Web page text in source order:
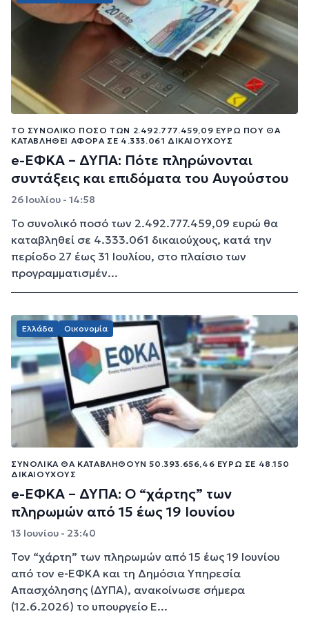
ΤΟ ΣΥΝΟΛΙΚΌ ΠΟΣΌ ΤΩΝ 2.492.777.459,09 ΕΥΡΏ ΠΟΥ ΘΑ
ΚΑΤΑΒΛΗΘΕΊ ΑΦΟΡΆ ΣΕ 4.333.061 ΔΙΚΑΙΟΎΧΟΥΣ
e-ΕΦΚΑ – ΔΥΠΑ: Πότε πληρώνονται
συντάξεις και επιδόματα του Αυγούστου
26 Ιουλίου - 14:58
Το συνολικό ποσό των 2.492.777.459,09 ευρώ θα
καταβληθεί σε 4.333.061 δικαιούχους, κατά την
περίοδο 27 έως 31 Ιουλίου, στο πλαίσιο των
προγραμματισμέν...
Ελλάδα Οικονομία
ΣΥΝΟΛΙΚΆ ΘΑ ΚΑΤΑΒΛΗΘΟΎΝ 50.393.656,46 ΕΥΡΏ ΣΕ 48.150
ΔΙΚΑΙΟΎΧΟΥΣ
e-ΕΦΚΑ – ΔΥΠΑ: Ο “χάρτης” των
πληρωμών από 15 έως 19 Ιουνίου
13 Ιουνίου - 23:40
Τον “χάρτη” των πληρωμών από 15 έως 19 Ιουνίου
από τον e-ΕΦΚΑ και τη Δημόσια Υπηρεσία
Απασχόλησης (ΔΥΠΑ), ανακοίνωσε σήμερα
(12.6.2026) το υπουργείο Ε...